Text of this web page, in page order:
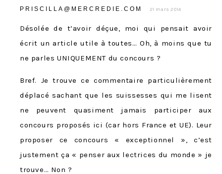
PRISCILLA@MERCREDIE.COM 21 mars 2014
Désolée de t’avoir déçue, moi qui pensait avoir
écrit un article utile à toutes… Oh, à moins que tu
ne parles UNIQUEMENT du concours ?
Bref. Je trouve ce commentaire particulièrement
déplacé sachant que les suissesses qui me lisent
ne peuvent quasiment jamais participer aux
concours proposés ici (car hors France et UE). Leur
proposer ce concours « exceptionnel », c’est
justement ça « penser aux lectrices du monde » je
trouve… Non ?